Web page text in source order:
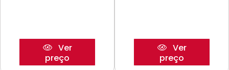
Ver
preço
Ver
preço